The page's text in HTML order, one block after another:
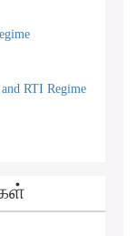
RTI Regime